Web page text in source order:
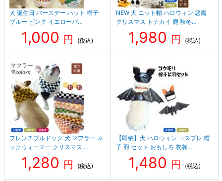
犬 誕生日 バースデー ハット 帽子
ブルー ピンク イエローパ…
1,000 円 (税込)
NEW 犬 ニット帽 ハロウィン 悪魔
クリスマス トナカイ 鹿 秋冬…
1,980 円 (税込)
フレンチブルドッグ 犬 マフラー ネ
ックウォーマー クリスマス …
1,280 円 (税込)
【即納】犬 ハロウィン コスプレ 帽
子 羽 セット おもしろ 衣装…
1,480 円 (税込)